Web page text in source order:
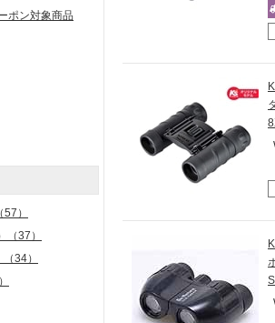
ポン対象商品
（57）
（37）
（34）